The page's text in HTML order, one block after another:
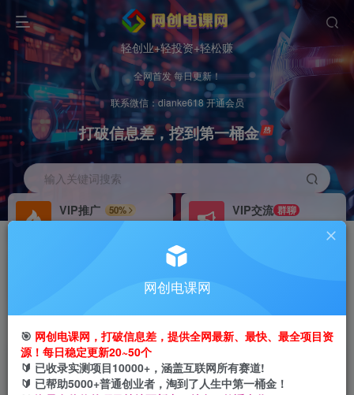
轻创业+轻投资+轻松赚
全网首发 每日更新！
联系微信：dianke618 开通会员
打破信息差，挖到第一桶金
输入关键词搜索
VIP推广
50%
VIP交流 群聊
研究探讨更多创业项目路子。
搭建同款网站，自己当老板
引流创业粉全新升级，独家技术，无脑操作，新手
也能做，日引100+精准创业粉
网创电课网
🎯 网创电课网，打破信息差，提供全网最新、最快、最全项目资
源！每日稳定更新20~50个
🔰 已收录实测项目10000+，涵盖互联网所有赛道!
🔰 已帮助5000+普通创业者，淘到了人生中第一桶金！